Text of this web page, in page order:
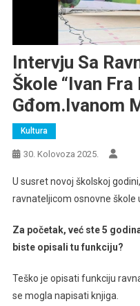
Intervju Sa
Škole “Ivan
Gđom.Ivanom
Kultura
30. Kolovoza 2025.
U susret novoj školskoj
ravnateljicom osnovne škole
Za početak, već ste 5
biste opisali tu funkciju?
Teško je opisati funkciju
se mogla napisati knjiga.